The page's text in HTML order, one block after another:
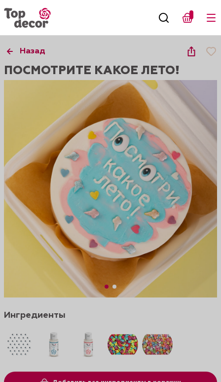
Назад
ПОСМОТРИТЕ КАКОЕ ЛЕТО!
Ингредиенты